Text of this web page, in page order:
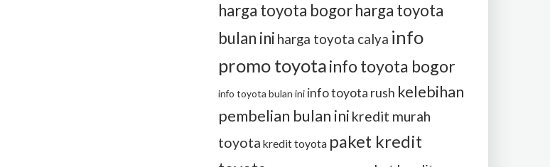
harga toyota bogorharga toyota
bulan ini harga toyota calya info
promo toyotainfo toyota bogor
info toyota bulan ini info toyota rush kelebihan
pembelian bulan ini kredit murah
toyota kredit toyota paket kredit